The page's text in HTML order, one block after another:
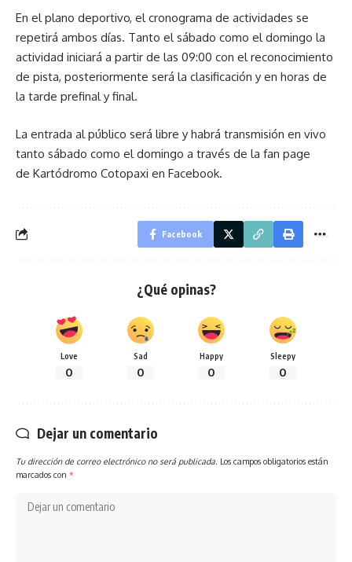
En el plano deportivo, el cronograma de actividades se
repetirá ambos días. Tanto el sábado como el domingo la
actividad iniciará a partir de las 09:00 con el reconocimiento
de pista, posteriormente será la clasificación y en horas de
la tarde prefinal y final.
La entrada al público será libre y habrá transmisión en vivo
tanto sábado como el domingo a través de la fan page
de Kartódromo Cotopaxi en Facebook.
Facebook
¿Qué opinas?
Love
0
Sad
0
Happy
0
Sleepy
0
Dejar un comentario
Tu dirección de correo electrónico no será publicada. Los campos obligatorios están
marcados con *